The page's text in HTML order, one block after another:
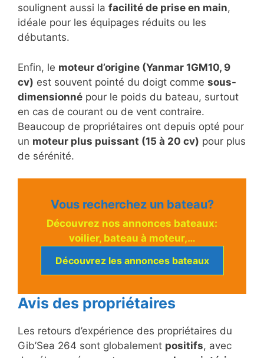
soulignent aussi la facilité de prise en main,
idéale pour les équipages réduits ou les
débutants.
Enfin, le moteur d’origine (Yanmar 1GM10, 9
cv) est souvent pointé du doigt comme sous-
dimensionné pour le poids du bateau, surtout
en cas de courant ou de vent contraire.
Beaucoup de propriétaires ont depuis opté pour
un moteur plus puissant (15 à 20 cv) pour plus
de sérénité.
Vous recherchez un bateau?
Découvrez nos annonces bateaux:
voilier, bateau à moteur,…
Découvrez les annonces bateaux
Avis des propriétaires
Les retours d’expérience des propriétaires du
Gib’Sea 264 sont globalement positifs, avec